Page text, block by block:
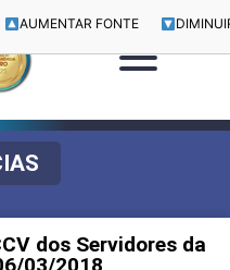
AUMENTAR FONTE
dos Servidores da